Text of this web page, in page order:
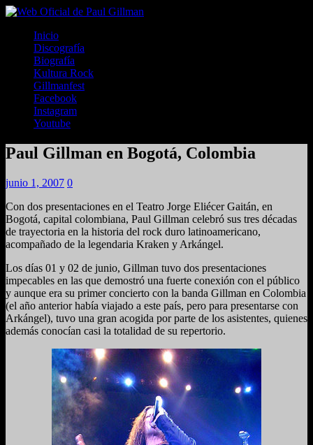
Inicio
Discografía
Biografía
Kultura Rock
Gillmanfest
Facebook
Instagram
Youtube
Paul Gillman en Bogotá, Colombia
junio 1, 2007 0
Con dos presentaciones en el Teatro Jorge Eliécer Gaitán, en
Bogotá, capital colombiana, Paul Gillman celebró sus tres décadas
de trayectoria en la historia del rock duro latinoamericano,
acompañado de la legendaria Kraken y Arkángel.
Los días 01 y 02 de junio, Gillman tuvo dos presentaciones
impecables en las que demostró una fuerte conexión con el público
y aunque era su primer concierto con la banda Gillman en Colombia
(el año anterior había viajado a este país, pero para presentarse con
Arkángel), tuvo una gran acogida por parte de los asistentes, quienes
además conocían casi la totalidad de su repertorio.